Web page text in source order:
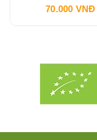
70.000 VNĐ